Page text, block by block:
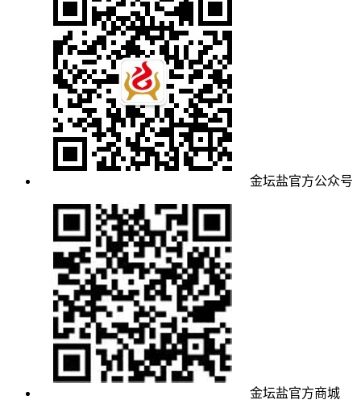
金坛盐官方公众号
金坛盐官方商城